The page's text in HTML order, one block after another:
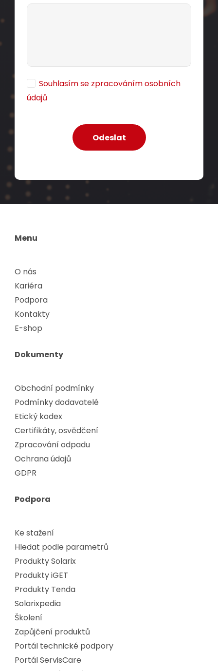
Souhlasím se zpracováním osobních
údajů
Menu
O nás
Kariéra
Podpora
Kontakty
E-shop
Dokumenty
Obchodní podmínky
Podmínky dodavatelé
Etický kodex
Certifikáty, osvědčení
Zpracování odpadu
Ochrana údajů
GDPR
Podpora
Ke stažení
Hledat podle parametrů
Produkty Solarix
Produkty iGET
Produkty Tenda
Solarixpedia
Školení
Zapůjčení produktů
Portál technické podpory
Portál ServisCare